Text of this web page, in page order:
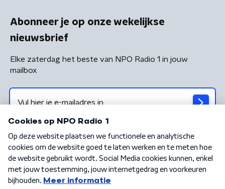
Abonneer je op onze wekelijkse
nieuwsbrief
Elke zaterdag het beste van NPO Radio 1 in jouw
mailbox
Algemene voorwaarden